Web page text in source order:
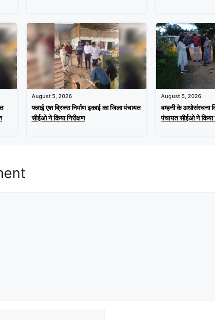
August 5, 2026
फ्लाई एश ब्रिक्स निर्माण इकाई का जिला पंचायत
सीईओ ने किया निरीक्षण
August 5, 2026
बम्हनी के अधोसंरचना
पंचायत सीईओ ने किया